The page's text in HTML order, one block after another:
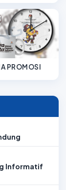
PROMOSI
Informatif